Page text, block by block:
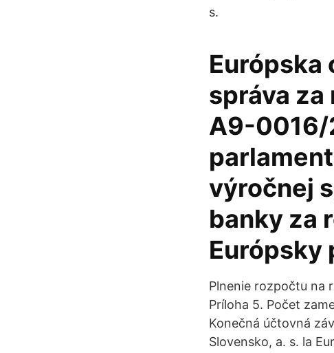
s.
Európska
správa
A9-0016/
výročnej
banky za
Európsky
Plnenie rozpočtu na
Príloha 5. Počet
Konečná účtovná
Slovensko, a. s. la